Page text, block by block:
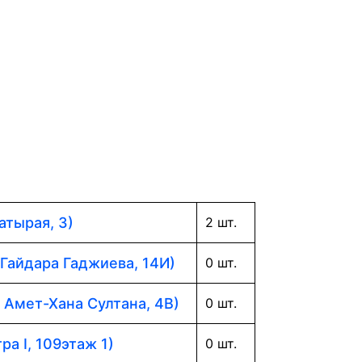
3) 2 шт.
Гаджиева, 14И) 0 шт.
Амет-Хана Султана, 4В) 0 шт.
I, 109этаж 1) 0 шт.